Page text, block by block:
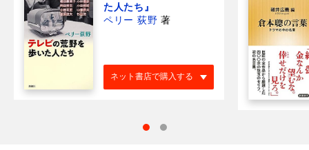
た人たち』
ペリー 荻野 著
ネット書店で購入する